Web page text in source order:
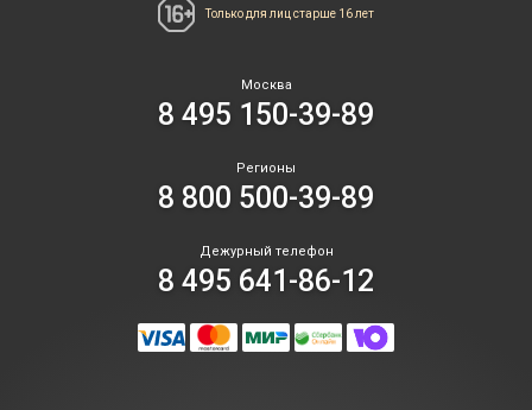
Только для лиц старше 16 лет
Москва
8 495 150-39-89
Регионы
8 800 500-39-89
Дежурный телефон
8 495 641-86-12